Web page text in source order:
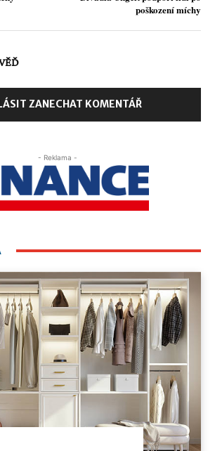
poškození míchy
ZANECHAT KOMENTÁŘ
- Reklama -